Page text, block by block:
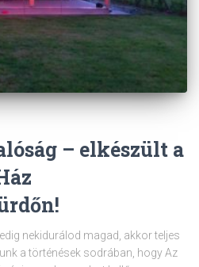
– elkészült a
nekidurálod magad, akkor teljes
a történések sodrában, hogy Az